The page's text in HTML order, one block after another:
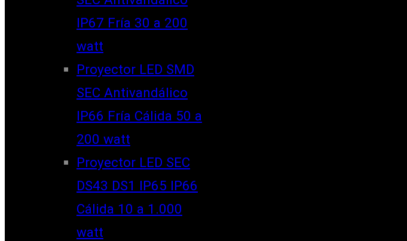
IP67 Fría 30 a 200
watt
Proyector LED SMD
SEC Antivandálico
IP66 Fría Cálida 50 a
200 watt
Proyector LED SEC
DS43 DS1 IP65 IP66
Cálida 10 a 1.000
watt